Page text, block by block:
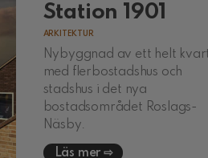
Station 1901
ARKITEKTUR
Nybyggnad av ett helt
med flerbostadshus och
stadshus i det nya
bostadsområdet Roslags-
Näsby.
Läs mer